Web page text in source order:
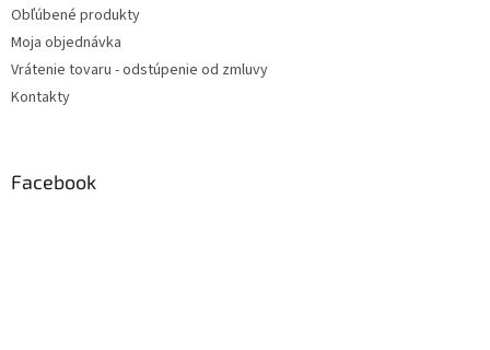
Obľúbené produkty
Moja objednávka
Vrátenie tovaru - odstúpenie od zmluvy
Kontakty
Facebook